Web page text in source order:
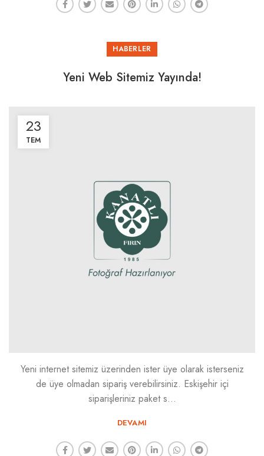
HABERLER
Yeni Web Sitemiz Yayında!
23
TEM
Yeni internet sitemiz üzerinden ister üye olarak isterseniz
de üye olmadan sipariş verebilirsiniz. Eskişehir içi
siparişleriniz paket s...
DEVAMI